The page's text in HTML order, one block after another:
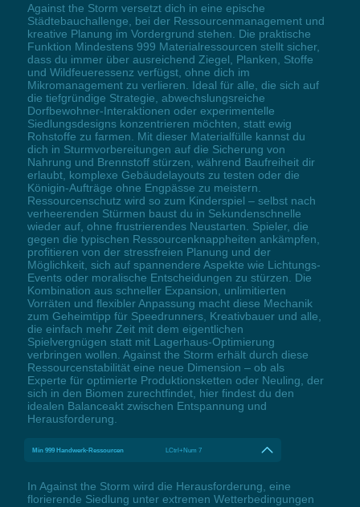
Against the Storm versetzt dich in eine epische
Städtebauchallenge, bei der Ressourcenmanagement und
kreative Planung im Vordergrund stehen. Die praktische
Funktion Mindestens 999 Materialressourcen stellt sicher,
dass du immer über ausreichend Ziegel, Planken, Stoffe
und Wildfeueressenz verfügst, ohne dich im
Mikromanagement zu verlieren. Ideal für alle, die sich auf
die tiefgründige Strategie, abwechslungsreiche
Dorfbewohner-Interaktionen oder experimentelle
Siedlungsdesigns konzentrieren möchten, statt ewig
Rohstoffe zu farmen. Mit dieser Materialfülle kannst du
dich in Sturmvorbereitungen auf die Sicherung von
Nahrung und Brennstoff stürzen, während Baufreiheit dir
erlaubt, komplexe Gebäudelayouts zu testen oder die
Königin-Aufträge ohne Engpässe zu meistern.
Ressourcenschutz wird so zum Kinderspiel – selbst nach
verheerenden Stürmen baust du in Sekundenschnelle
wieder auf, ohne frustrierendes Neustarten. Spieler, die
gegen die typischen Ressourcenknappheiten ankämpfen,
profitieren von der stressfreien Planung und der
Möglichkeit, sich auf spannendere Aspekte wie Lichtungs-
Events oder moralische Entscheidungen zu stürzen. Die
Kombination aus schneller Expansion, unlimitierten
Vorräten und flexibler Anpassung macht diese Mechanik
zum Geheimtipp für Speedrunners, Kreativbauer und alle,
die einfach mehr Zeit mit dem eigentlichen
Spielvergnügen statt mit Lagerhaus-Optimierung
verbringen wollen. Against the Storm erhält durch diese
Ressourcenstabilität eine neue Dimension – ob als
Experte für optimierte Produktionsketten oder Neuling, der
sich in den Biomen zurechtfindet, hier findest du den
idealen Balanceakt zwischen Entspannung und
Herausforderung.
Min 999 Handwerk-Ressourcen LCtrl+Num 7
In Against the Storm wird die Herausforderung, eine
florierende Siedlung unter extremen Wetterbedingungen